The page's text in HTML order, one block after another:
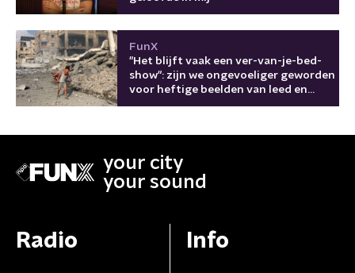
FunX
"Het blijft vaak een ver-van-je-bed-
show": zijn we ongevoeliger geworden
voor heftige beelden van leed en
your city
your sound
Radio Info